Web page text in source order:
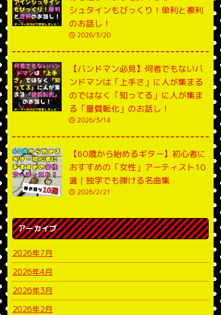
シュタインもびっくり！単利と複利
のお話し！
2026/3/20
【バンドマン必見】何者でもないバ
ンドマンは「上手さ」に人が集まる
のではなく「知ってる」に人が集ま
る「量質転化」のお話し！
2026/3/14
【60歳から始めるギター】初心者に
おすすめの「女性」アーティスト10
選｜独学でも弾ける名曲集
2026/2/21
アーカイブ
2026年7月
2026年4月
2026年3月
2026年2月